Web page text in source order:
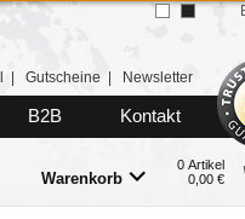
Gutscheine Newsletter
B2B Kontakt
Warenkorb
0 Artikel
0,00 €